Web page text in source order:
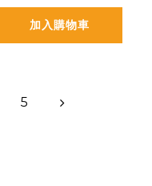
加入購物車
5